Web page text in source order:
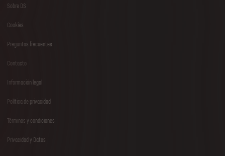
Footer
Sobre DS
Cookies
Preguntas frecuentes
Contacto
Información legal
Política de privacidad
Términos y condiciones
Privacidad y Datos